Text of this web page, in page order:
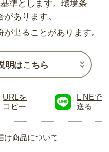
準とします。環境条
あります。
出ることがあります。
明はこちら
URLを
コピー
LINEで
送る
け商品について